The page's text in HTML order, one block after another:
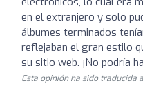
en el extranjero y solo
álbumes terminados
reflejaban el gran estilo
su sitio web. ¡No podría
Esta opinión ha sido traducida